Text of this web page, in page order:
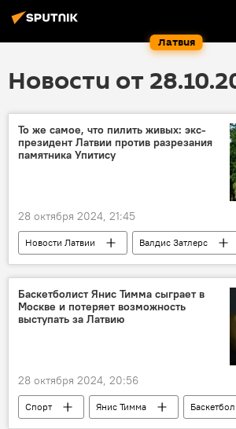
Латвия
Новости от
То же самое, что пилить живых: экс-
президент Латвии против разрезания
памятника Упитису
28 октября 2024, 21:45
Новости Латвии
Валдис Затлерс
памятник
Баскетболист Янис Тимма сыграет в
Москве и потеряет возможность
выступать за Латвию
28 октября 2024, 20:56
Спорт Янис Тимма